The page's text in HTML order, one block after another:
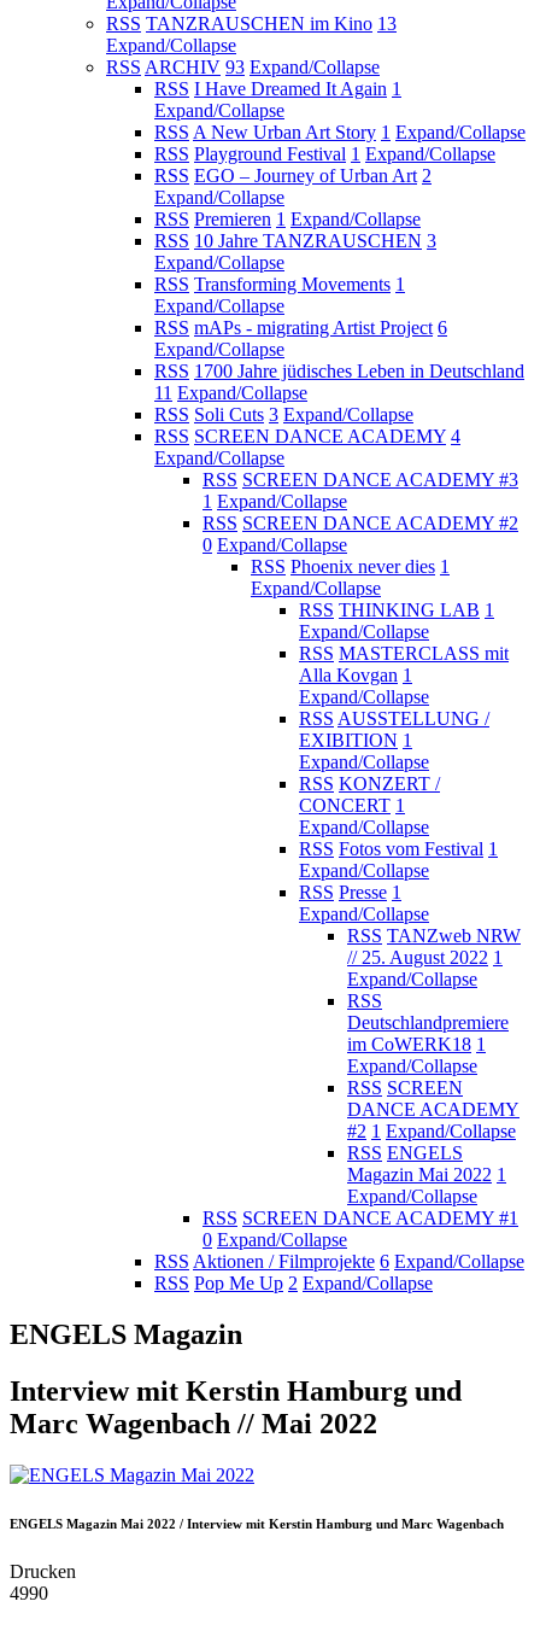
RSS TANZRAUSCHEN im Kino 13
Expand/Collapse
RSS ARCHIV 93 Expand/Collapse
RSS I Have Dreamed It Again 1
Expand/Collapse
RSS A New Urban Art Story 1 Expand/Collapse
RSS Playground Festival 1 Expand/Collapse
RSS EGO – Journey of Urban Art 2
Expand/Collapse
RSS Premieren 1 Expand/Collapse
RSS 10 Jahre TANZRAUSCHEN 3
Expand/Collapse
RSS Transforming Movements 1
Expand/Collapse
RSS mAPs - migrating Artist Project 6
Expand/Collapse
RSS 1700 Jahre jüdisches Leben in Deutschland
11 Expand/Collapse
RSS Soli Cuts 3 Expand/Collapse
RSS SCREEN DANCE ACADEMY 4
Expand/Collapse
RSS SCREEN DANCE ACADEMY #3
1 Expand/Collapse
RSS SCREEN DANCE ACADEMY #2
0 Expand/Collapse
RSS Phoenix never dies 1
Expand/Collapse
RSS THINKING LAB 1
Expand/Collapse
RSS MASTERCLASS mit
Alla Kovgan 1
Expand/Collapse
RSS AUSSTELLUNG /
EXIBITION 1
Expand/Collapse
RSS KONZERT /
CONCERT 1
Expand/Collapse
RSS Fotos vom Festival 1
Expand/Collapse
RSS Presse 1
Expand/Collapse
RSS TANZweb NRW
// 25. August 2022 1
Expand/Collapse
RSS
Deutschlandpremiere
im CoWERK18 1
Expand/Collapse
RSS SCREEN
DANCE ACADEMY
#2 1 Expand/Collapse
RSS ENGELS
Magazin Mai 2022 1
Expand/Collapse
RSS SCREEN DANCE ACADEMY #1
0 Expand/Collapse
RSS Aktionen / Filmprojekte 6 Expand/Collapse
RSS Pop Me Up 2 Expand/Collapse
ENGELS Magazin
Interview mit Kerstin Hamburg und
Marc Wagenbach // Mai 2022
ENGELS Magazin Mai 2022 / Interview mit Kerstin Hamburg und Marc Wagenbach
Drucken
4990